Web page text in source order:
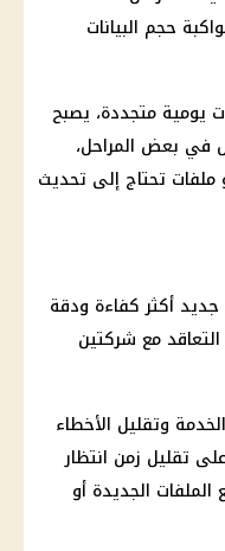
حجم البيانات
يومية متجددة، يصبح
في بعض المراحل،
ملفات تحتاج إلى تحديث
جديد أكثر كفاءة ودقة
التعاقد مع شركتين
وتقليل الأخطاء
تقليل زمن انتظار
الجديدة أو